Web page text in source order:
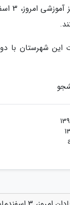
این شهرستان با